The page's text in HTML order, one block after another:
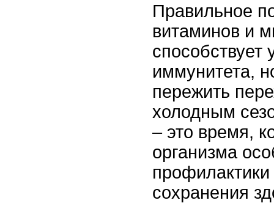
Правильное
витаминов и
способствует
иммунитета,
пережить
холодным
– это время,
организма
сохранения